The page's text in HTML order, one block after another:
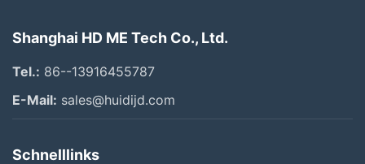
Shanghai HD ME Tech Co., Ltd.
Tel.: 86--13916455787
E-Mail: sales@huidijd.com
Schnelllinks